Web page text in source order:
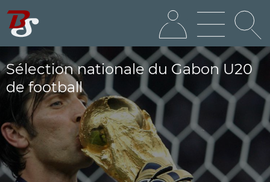
Sélection nationale du Gabon U20
de football